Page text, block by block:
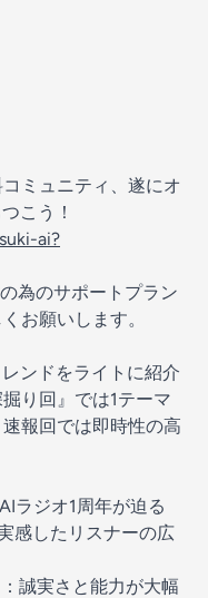
ミュニティ、遂にオ
こう！
ai?
為のサポートプラン
お願いします。
ンドをライトに紹介
り回』では1テーマ
報回では即時性の高
ラジオ1周年が迫る
感したリスナーの広
誠実さと能力が大幅